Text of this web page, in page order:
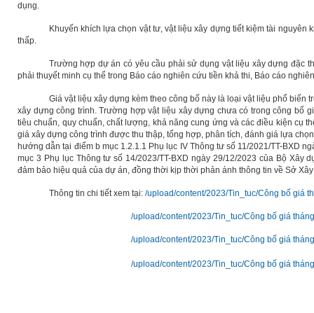
dụng.
Khuyến khích lựa chọn vật tư, vật liệu xây dựng tiết kiệm tài
thấp.
Trường hợp dự án có yêu cầu phải sử dụng vật liệu xây dựng đặc
phải thuyết minh cụ thể trong Báo cáo nghiên cứu tiền khả thi, Báo cáo
Giá vật liệu xây dựng kèm theo công bố này là loại vật liệu phổ
xây dựng công trình. Trường hợp vật liệu xây dựng chưa có trong công bố
tiêu chuẩn, quy chuẩn, chất lượng, khả năng cung ứng và các điều kiện cụ
giá xây dựng công trình được thu thập, tổng hợp, phân tích, đánh giá lựa
hướng dẫn tại điểm b mục 1.2.1.1 Phụ lục IV Thông tư số 11/2021/TT-BXD
mục 3 Phụ lục Thông tư số 14/2023/TT-BXD ngày 29/12/2023 của Bộ
đảm bảo hiệu quả của dự án, đồng thời kịp thời phản ánh thông tin về Sở
Thông tin chi tiết xem tại: /upload/content/2023/Tin_tuc/Công bố giá
/upload/content/2023/Tin_tuc/Công bố giá
/upload/content/2023/Tin_tuc/Công bố giá
/upload/content/2023/Tin_tuc/Công bố giá